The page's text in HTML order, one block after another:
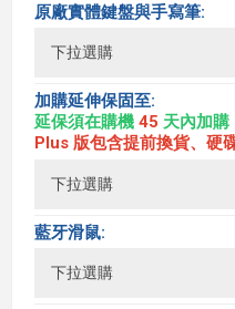
原廠實體鍵盤與手寫筆:
加購延伸保固至:
延保須在購機 45 天內加購
Plus 版包含提前換貨、硬
藍牙滑鼠: